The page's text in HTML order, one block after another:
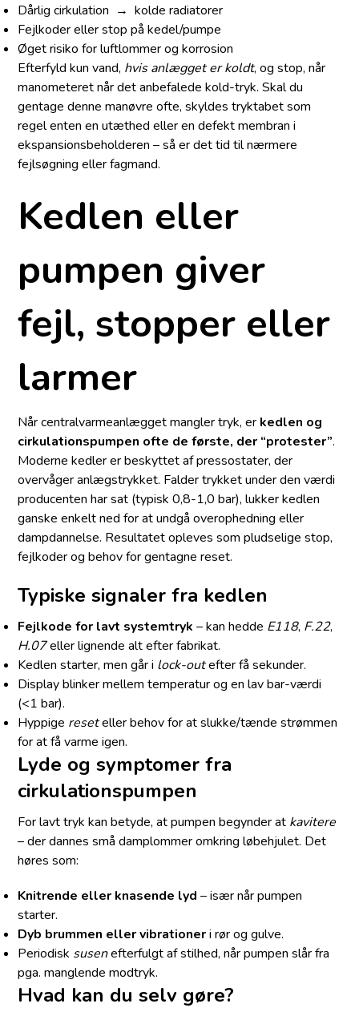
Dårlig cirkulation → kolde radiatorer
Fejl­koder eller stop på kedel/pumpe
Øget risiko for luftlommer og korrosion
Efter­fyld kun vand, hvis anlægget er koldt, og stop, når
manometeret når det anbefalede kold-tryk. Skal du
gentage denne manøvre ofte, skyldes tryk­tabet som
regel enten en utæthed eller en defekt membran i
ekspansions­beholderen – så er det tid til nærmere
fejlsøgning eller fagmand.
Kedlen eller
pumpen giver
fejl, stopper eller
larmer
Når centralvarmeanlægget mangler tryk, er kedlen og
cirkulationspumpen ofte de første, der “protester”.
Moderne kedler er beskyttet af pressostater, der
overvåger anlægstrykket. Falder trykket under den værdi
producenten har sat (typisk 0,8-1,0 bar), lukker kedlen
ganske enkelt ned for at undgå overophedning eller
dampdannelse. Resultatet opleves som pludselige stop,
fejlkoder og behov for gentagne reset.
Typiske signaler fra kedlen
Fejlkode for lavt systemtryk – kan hedde E118, F.22,
H.07eller lignende alt efter fabrikat.
Kedlen starter, men går i lock-outefter få sekunder.
Display blinker mellem temperatur og en lav bar-værdi
(<1 bar).
Hyppige reseteller behov for at slukke/tænde strømmen
for at få varme igen.
Lyde og symptomer fra
cirkulationspumpen
For lavt tryk kan betyde, at pumpen begynder at kavitere
– der dannes små damplommer omkring løbehjulet. Det
høres som:
Knitrende eller knasende lyd – især når pumpen
starter.
Dyb brummen eller vibrationeri rør og gulve.
Periodisk susenefterfulgt af stilhed, når pumpen slår fra
pga. manglende modtryk.
Hvad kan du selv gøre?